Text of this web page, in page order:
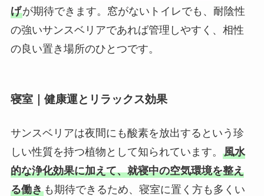
げが期待できます。窓がないトイレでも、耐陰性
の強いサンスベリアであれば管理しやすく、相性
の良い置き場所のひとつです。
寝室｜健康運とリラックス効果
サンスベリアは夜間にも酸素を放出するという珍
しい性質を持つ植物として知られています。 風水
的な浄化効果に加えて、就寝中の空気環境を整え
る働きも期待できるため、寝室に置く方も多くい